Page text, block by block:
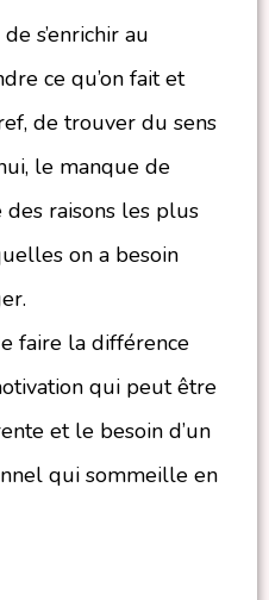
s’enrichir au
ce qu’on fait et
de trouver du sens
le manque de
raisons les plus
on a besoin
faire la différence
qui peut être
et le besoin d’un
qui sommeille en